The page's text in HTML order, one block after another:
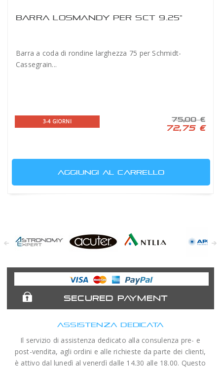
BARRA LOSMANDY PER SCT 9.25"
Barra a coda di rondine larghezza 75 per Schmidt-
Cassegrain...
3-4 GIORNI 75,00 €
72,75 €
AGGIUNGI AL CARRELLO
Expert
Telescopes
SECURED PAYMENT
ASSISTENZA DEDICATA
Il servizio di assistenza dedicato alla consulenza pre- e
post-vendita, agli ordini e alle richieste da parte dei clienti,
è attivo dal lunedì al venerdì dalle 14.30 alle 18.00. Questo